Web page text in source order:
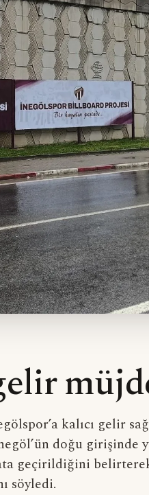
kalıcı gelir
doğu girişinde
geçirildiğini
söyledi.